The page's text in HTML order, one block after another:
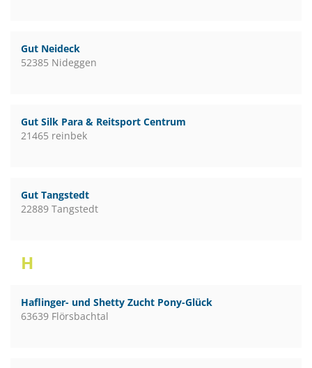
Gut Neideck
52385 Nideggen
Gut Silk Para & Reitsport Centrum
21465 reinbek
Gut Tangstedt
22889 Tangstedt
H
Haflinger- und Shetty Zucht Pony-Glück
63639 Flörsbachtal